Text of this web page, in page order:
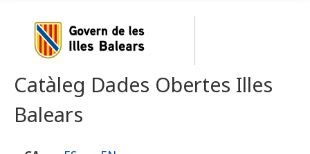
Catàleg Dades Obertes Illes
Balears